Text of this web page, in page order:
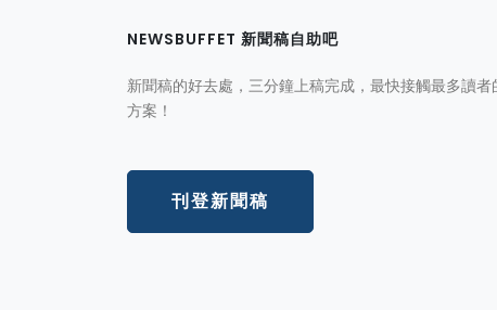
NEWSBUFFET 新聞稿自助吧
新聞稿的好去處，三分鐘上稿完成，最快接觸最多讀者
方案！
刊登新聞稿